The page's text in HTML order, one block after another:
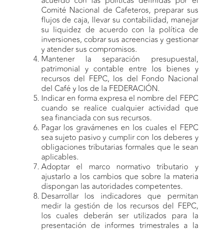
Comité Nacional de Cafeteros, preparar sus
flujos de caja, llevar su contabilidad, manejar
su liquidez de acuerdo con la política de
inversiones, cobrar sus acreencias y gestionar
y atender sus compromisos.
Mantener la separación presupuestal,
patrimonial y contable entre los bienes y
recursos del FEPC, los del Fondo Nacional
del Café y los de la FEDERACIÓN.
Indicar en forma expresa el nombre del FEPC
cuando se realice cualquier actividad que
sea financiada con sus recursos.
Pagar los gravámenes en los cuales el FEPC
sea sujeto pasivo y cumplir con los deberes y
obligaciones tributarias formales que le sean
aplicables.
Adoptar el marco normativo tributario y
ajustarlo a los cambios que sobre la materia
dispongan las autoridades competentes.
Desarrollar los indicadores que permitan
medir la gestión de los recursos del FEPC,
los cuales deberán ser utilizados para la
presentación de informes trimestrales a la